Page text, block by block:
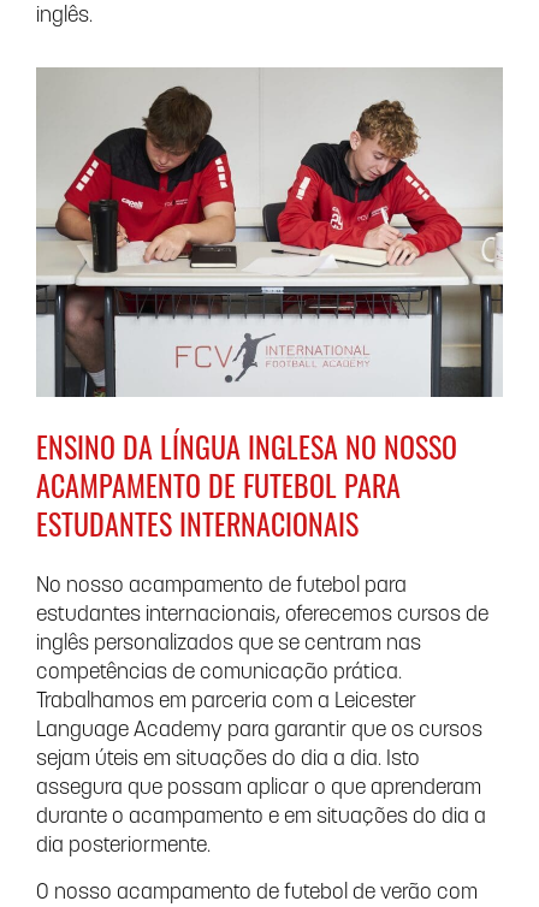
inglês.
ENSINO DA LÍNGUA INGLESA NO NOSSO
ACAMPAMENTO DE FUTEBOL PARA
ESTUDANTES INTERNACIONAIS
No nosso acampamento de futebol para
estudantes internacionais, oferecemos cursos de
inglês personalizados que se centram nas
competências de comunicação prática.
Trabalhamos em parceria com a Leicester
Language Academy para garantir que os cursos
sejam úteis em situações do dia a dia. Isto
assegura que possam aplicar o que aprenderam
durante o acampamento e em situações do dia a
dia posteriormente.
O nosso acampamento de futebol de verão com